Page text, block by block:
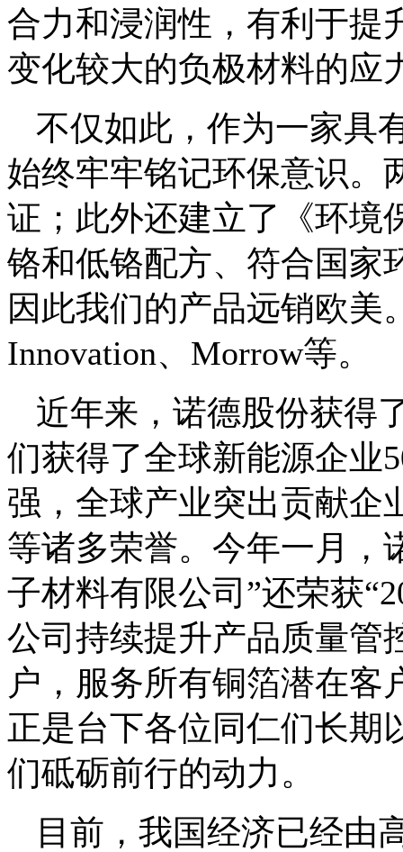
合力和浸润性，有利于提
变化较大的负极材料的应
不仅如此，作为一家具
始终牢牢铭记环保意识。
证；此外还建立了《环境
铬和低铬配方、符合国家
因此我们的产品远销欧美
Innovation、Morrow等。
近年来，诺德股份获得
们获得了全球新能源企业
强，全球产业突出贡献企
等诸多荣誉。今年一月，
子材料有限公司”还荣获
公司持续提升产品质量管
户，服务所有铜箔潜在客
正是台下各位同仁们长期
们砥砺前行的动力。
目前，我国经济已经由